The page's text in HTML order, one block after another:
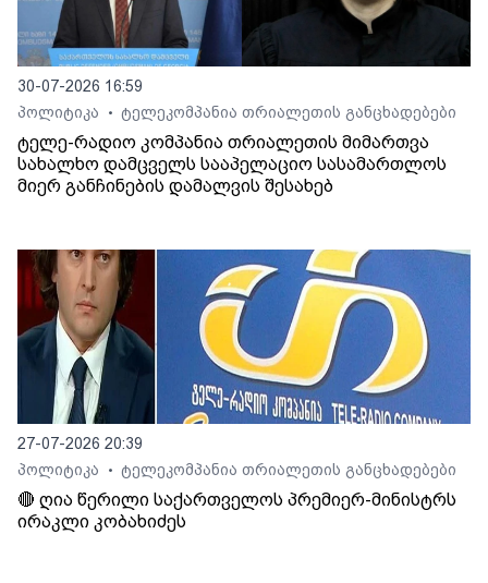
30-07-2026 16:59
პოლიტიკა
• ტელეკომპანია თრიალეთის განცხადებები
ტელე-რადიო კომპანია თრიალეთის მიმართვა
სახალხო დამცველს სააპელაციო სასამართლოს
მიერ განჩინების დამალვის შესახებ
27-07-2026 20:39
პოლიტიკა
• ტელეკომპანია თრიალეთის განცხადებები
🔴 ღია წერილი საქართველოს პრემიერ-მინისტრს
ირაკლი კობახიძეს